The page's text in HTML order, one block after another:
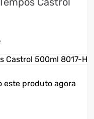
este produto agora